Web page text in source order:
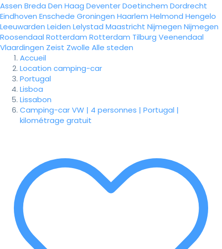
Assen Breda Den Haag DeventerDoetinchem Dordrecht
Eindhoven Enschede Groningen Haarlem Helmond Hengelo
Leeuwarden Leiden Lelystad Maastricht Nijmegen Nijmegen
Roosendaal Rotterdam Rotterdam Tilburg Veenendaal
Vlaardingen Zeist Zwolle Alle steden
Accueil
Location camping-car
Portugal
Lisboa
Lissabon
Camping-car VW | 4 personnes | Portugal |
kilométrage gratuit